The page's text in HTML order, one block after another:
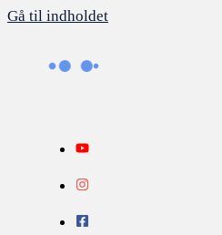
Gå til indholdet